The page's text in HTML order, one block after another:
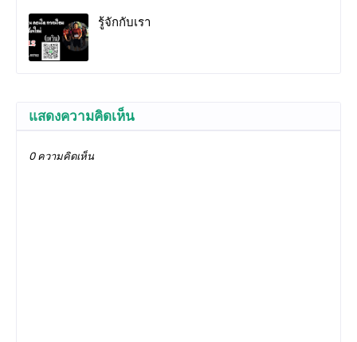
รู้จักกับเรา
แสดงความคิดเห็น
0 ความคิดเห็น